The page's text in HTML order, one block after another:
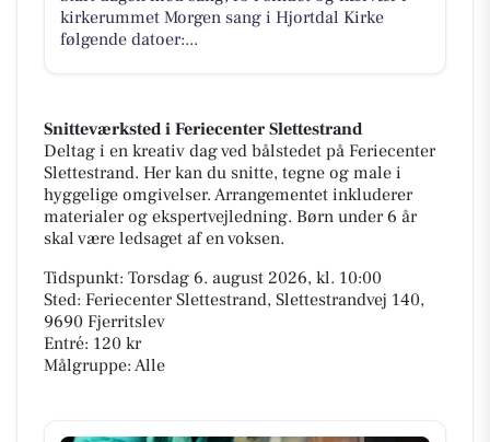
kirkerummet Morgen sang i Hjortdal Kirke
følgende datoer:...
Snitteværksted i Feriecenter Slettestrand
Deltag i en kreativ dag ved bålstedet på Feriecenter
Slettestrand. Her kan du snitte, tegne og male i
hyggelige omgivelser. Arrangementet inkluderer
materialer og ekspertvejledning. Børn under 6 år
skal være ledsaget af en voksen.
Tidspunkt: Torsdag 6. august 2026, kl. 10:00
Sted: Feriecenter Slettestrand, Slettestrandvej 140,
9690 Fjerritslev
Entré: 120 kr
Målgruppe: Alle